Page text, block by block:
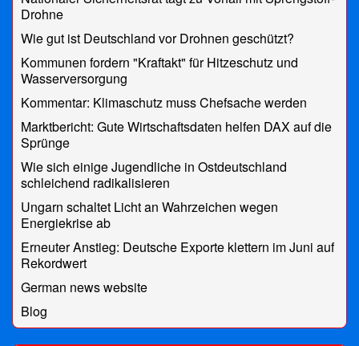
Drohne
Wie gut ist Deutschland vor Drohnen geschützt?
Kommunen fordern "Kraftakt" für Hitzeschutz und
Wasserversorgung
Kommentar: Klimaschutz muss Chefsache werden
Marktbericht: Gute Wirtschaftsdaten helfen DAX auf die
Sprünge
Wie sich einige Jugendliche in Ostdeutschland
schleichend radikalisieren
Ungarn schaltet Licht an Wahrzeichen wegen
Energiekrise ab
Erneuter Anstieg: Deutsche Exporte klettern im Juni auf
Rekordwert
German news website
Blog